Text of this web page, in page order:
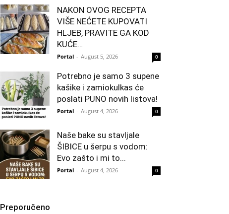
NAKON OVOG RECEPTA
VIŠE NEĆETE KUPOVATI
HLJEB, PRAVITE GA KOD
KUĆE…
Portal - August 5, 2026 0
Potrebno je samo 3 supene
kašike i zamiokulkas će
poslati PUNO novih listova!
Portal - August 4, 2026 0
Naše bake su stavljale
ŠIBICE u šerpu s vodom:
Evo zašto i mi to...
Portal - August 4, 2026 0
Preporučeno